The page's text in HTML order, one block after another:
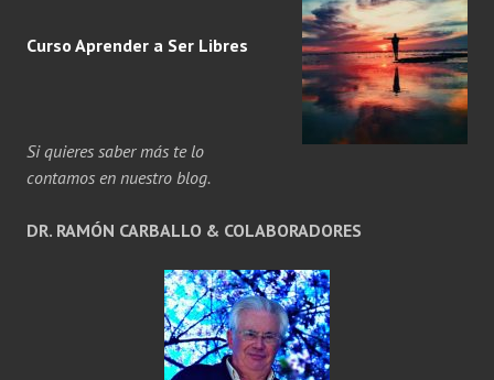
Curso Aprender a Ser Libres
Si quieres saber más te lo
contamos en nuestro blog.
DR. RAMÓN CARBALLO & COLABORADORES